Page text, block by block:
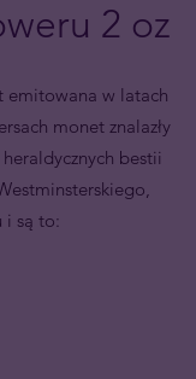
2 oz
emitowana w latach
monet znalazły
bestii
i są to: